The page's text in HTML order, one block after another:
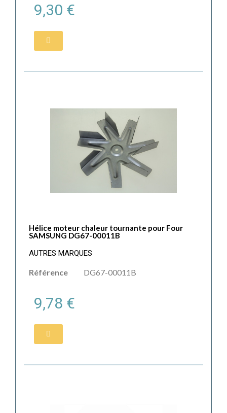
9,30 €
Hélice moteur chaleur tournante pour Four
SAMSUNG DG67-00011B
AUTRES MARQUES
Référence DG67-00011B
9,78 €